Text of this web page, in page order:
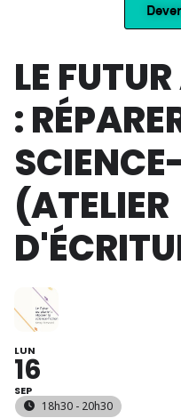
LE
:
(ATELIER
LUN
16
SEP
18h30 - 20h30